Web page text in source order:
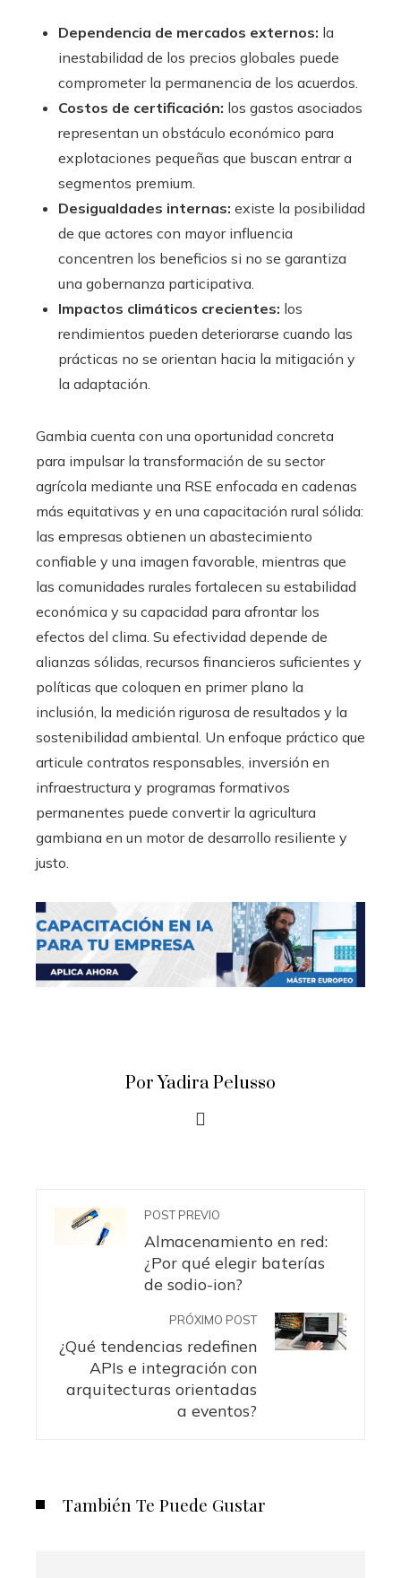
Dependencia de mercados externos: la
inestabilidad de los precios globales puede
comprometer la permanencia de los acuerdos.
Costos de certificación: los gastos asociados
representan un obstáculo económico para
explotaciones pequeñas que buscan entrar a
segmentos premium.
Desigualdades internas: existe la posibilidad
de que actores con mayor influencia
concentren los beneficios si no se garantiza
una gobernanza participativa.
Impactos climáticos crecientes: los
rendimientos pueden deteriorarse cuando las
prácticas no se orientan hacia la mitigación y
la adaptación.
Gambia cuenta con una oportunidad concreta
para impulsar la transformación de su sector
agrícola mediante una RSE enfocada en cadenas
más equitativas y en una capacitación rural sólida:
las empresas obtienen un abastecimiento
confiable y una imagen favorable, mientras que
las comunidades rurales fortalecen su estabilidad
económica y su capacidad para afrontar los
efectos del clima. Su efectividad depende de
alianzas sólidas, recursos financieros suficientes y
políticas que coloquen en primer plano la
inclusión, la medición rigurosa de resultados y la
sostenibilidad ambiental. Un enfoque práctico que
articule contratos responsables, inversión en
infraestructura y programas formativos
permanentes puede convertir la agricultura
gambiana en un motor de desarrollo resiliente y
justo.
Por Yadira Pelusso
POST PREVIO
Almacenamiento en red:
¿Por qué elegir baterías
de sodio-ion?
PRÓXIMO POST
¿Qué tendencias redefinen
APIs e integración con
arquitecturas orientadas
a eventos?
También Te Puede Gustar